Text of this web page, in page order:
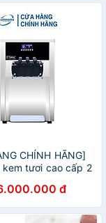
CHÍNH HÃNG]
kem tươi cao cấp 2
đ